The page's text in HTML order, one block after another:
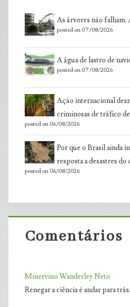
As árvores não falham.
posted on 07/08/2026
A água de lastro de
posted on 07/08/2026
Ação internacional
criminosas de tráfico
posted on 06/08/2026
Por que o Brasil ainda
resposta a desastres do
posted on 06/08/2026
Comentários
Minervino Wanderley Neto
Renegar a ciência é andar para trás.